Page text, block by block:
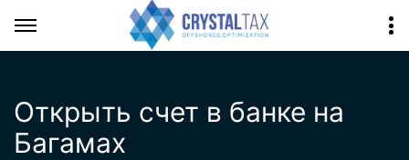
Открыть счет в банке на
Багамах